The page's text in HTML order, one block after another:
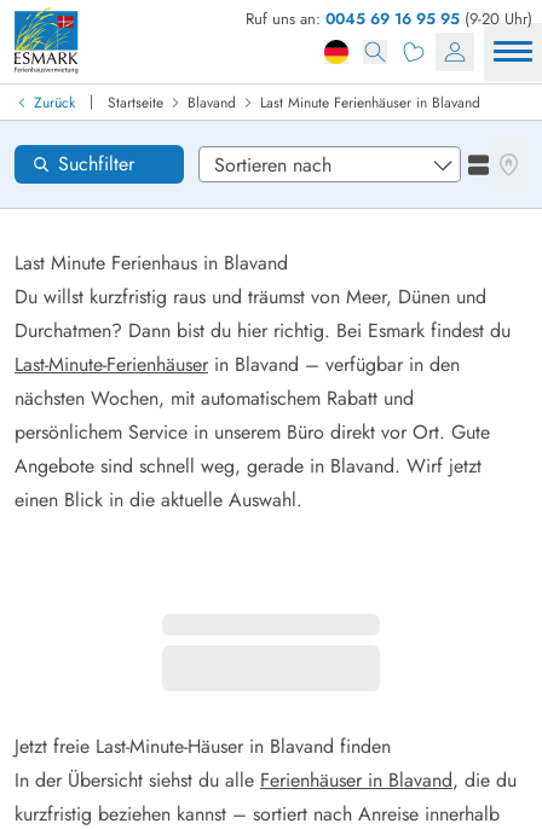
Ruf uns an: 0045 69 16 95 95 (9-20 Uhr)
Zurück | Startseite Blavand Last Minute Ferienhäuser in Blavand
Last Minute Ferienhaus in Blavand
Du willst kurzfristig raus und träumst von Meer, Dünen und
Durchatmen? Dann bist du hier richtig. Bei Esmark findest du
Last-Minute-Ferienhäuser in Blavand – verfügbar in den
nächsten Wochen, mit automatischem Rabatt und
persönlichem Service in unserem Büro direkt vor Ort. Gute
Angebote sind schnell weg, gerade in Blavand. Wirf jetzt
einen Blick in die aktuelle Auswahl.
Jetzt freie Last-Minute-Häuser in Blavand finden
In der Übersicht siehst du alle Ferienhäuser in Blavand, die du
kurzfristig beziehen kannst – sortiert nach Anreise innerhalb
Suchfilter
Ferienhaus in Dänemark finden
Anreise
Gebiete
Wünsche zum Haus
Loading...